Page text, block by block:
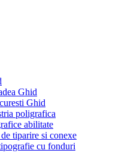
Ghid
Ghid
poligrafica
abilitate
tiparire si conexe
cu fonduri